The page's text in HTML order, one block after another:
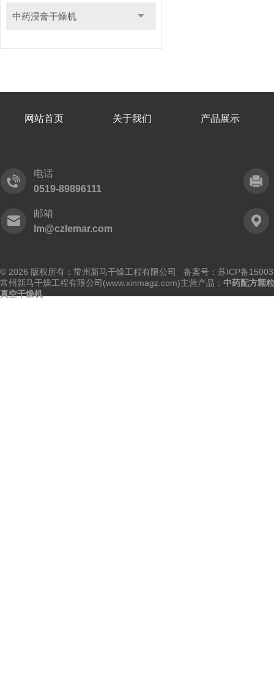
中药浸膏干燥机
网站首页 关于我们 产品展示
电话
0519-89896111
邮箱
lm@czlemar.com
© 2026 版权所有：常州新马干燥工程有限公司 备案号： 苏ICP备
常州新马干燥工程有限公司(www.xinmagz.com)主营产品： 中药配方颗
真空干燥机